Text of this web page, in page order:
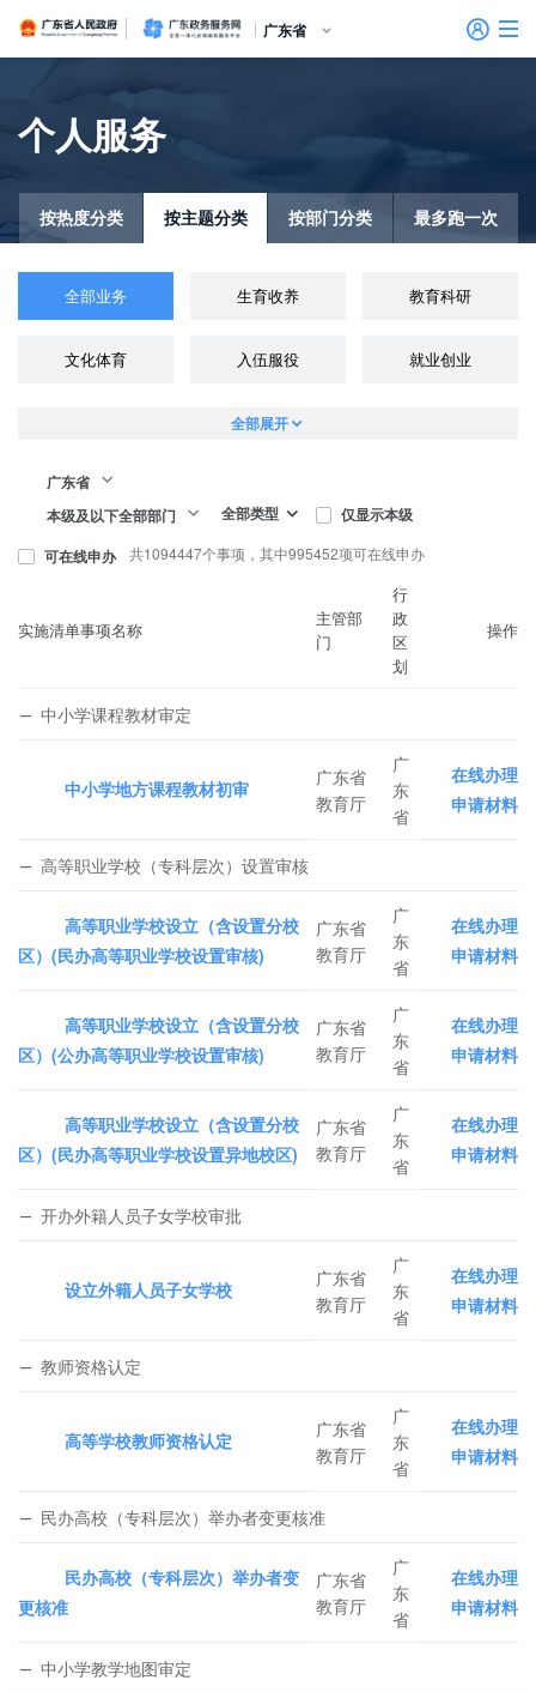
留言信箱
建言献策
信访相关法规
便民服务
百姓论坛
政府热线
网上调查
在线访谈
法律服务
领导信箱
未加载图片
政务微博
网络问政
意见征集
部门信箱
信访常见问题
信件回复
网上举报
公众监督
我要留言
广东省人民政府广东政务服务网
广东省
特色创新
个人服务
好差评
效能监督
政民互动
个人服务
按热度分类 按主题分类 按部门分类 最多跑一次
全部业务 生育收养 教育科研
文化体育 入伍服役 就业创业
全部展开
广东省
本级及以下全部部门
全部类型
仅显示本级
可在线申办
共1094447个事项，其中995452项可在线申办
实施清单事项名称
主管部
门
行
政
区
划
操作
中小学课程教材审定
中小学地方课程教材初审
广东省
教育厅
广
东
省
在线办理
申请材料
高等职业学校（专科层次）设置审核
高等职业学校设立（含设置分校
区）(民办高等职业学校设置审核)
广东省
教育厅
广
东
省
在线办理
申请材料
高等职业学校设立（含设置分校
区）(公办高等职业学校设置审核)
广东省
教育厅
广
东
省
在线办理
申请材料
高等职业学校设立（含设置分校
区）(民办高等职业学校设置异地校区)
广东省
教育厅
广
东
省
在线办理
申请材料
开办外籍人员子女学校审批
设立外籍人员子女学校
广东省
教育厅
广
东
省
在线办理
申请材料
教师资格认定
高等学校教师资格认定
广东省
教育厅
广
东
省
在线办理
申请材料
民办高校（专科层次）举办者变更核准
民办高校（专科层次）举办者变
更核准
广东省
教育厅
广
东
省
在线办理
申请材料
中小学教学地图审定